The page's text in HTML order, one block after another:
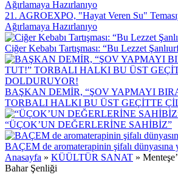
21. AGROEXPO, "Hayat Veren Su"
Ağırlamaya Hazırlanıyo
Ciğer Kebabı Tartışması: “Bu Lezzet
BAŞKAN DEMİR, “ŞOV YAPMAYI
TORBALI HALKI BU ÜST GEÇİTTE
“ÜÇOK’UN DEĞERLERİNE SAHİBİZ”
BAÇEM de aromaterapinin şifalı dünyasına
Anasayfa » KÜÜLTÜR SANAT »
Bahar Şenliği